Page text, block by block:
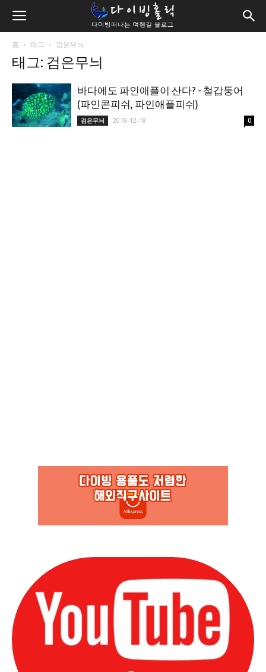
홈 태그 검은무늬
태그: 검은무늬
바다에도 파인애플이 산다? – 철갑둥어
(파인콘피쉬, 파인애플피쉬)
검은무늬 2018-12-18 0